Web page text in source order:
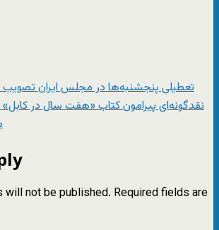
تعطیلی پنجشنبه‌ها در مجلس ایران
نقدگونه‌ای پیرامون کتاب «هفت سال در کابل»
will not be published. Required fields are